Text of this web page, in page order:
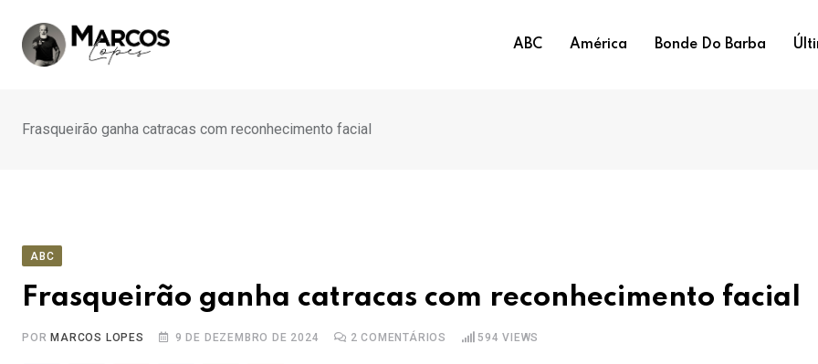
para
ABC América Bonde Do Barba
Frasqueirão ganha catracas com reconhecimento facial
ABC
Frasqueirão ganha catracas com reconhecimento facial
POR MARCOS LOPES 9 DE DEZEMBRO DE 2024 2 COMENTÁRIOS 594 VIEWS